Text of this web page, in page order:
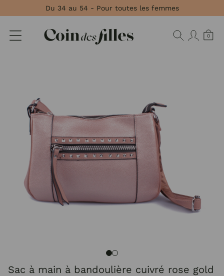
Du 34 au 54 - Pour toutes les femmes
0
Sac à main à bandoulière cuivré rose gold
Panneau de gestion des cookies